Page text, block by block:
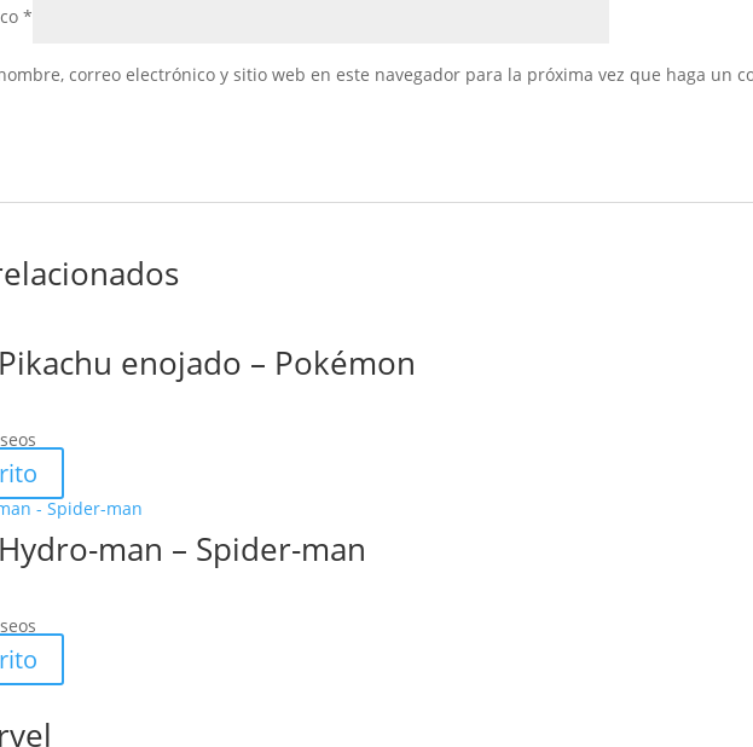
*
correo electrónico y sitio web en este navegador para la próxima vez que haga un
enojado – Pokémon
man – Spider-man